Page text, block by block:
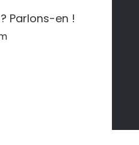
Parlons-en !
au Vert